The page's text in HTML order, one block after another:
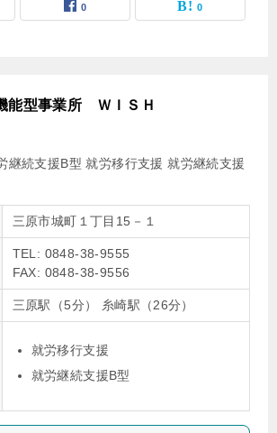
0 0
能型事業所 ＷＩＳＨ
継続支援B型就労移行支援就労継続支援
三原市城町１丁目15－１
TEL: 0848-38-9555
FAX: 0848-38-9556
三原駅（5分） 糸崎駅（26分）
就労移行支援
就労継続支援B型